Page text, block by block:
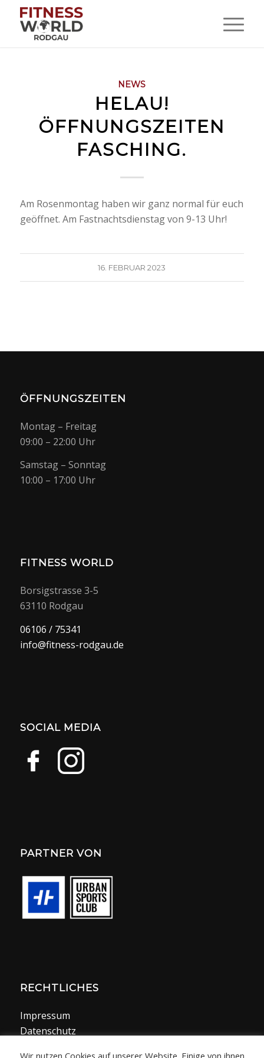
NEWS
HELAU!
ÖFFNUNGSZEITEN
FASCHING.
Am Rosenmontag haben wir ganz normal für euch
geöffnet. Am Fastnachtsdienstag von 9-13 Uhr!
16. FEBRUAR 2023
ÖFFNUNGSZEITEN
Montag – Freitag
09:00 – 22:00 Uhr
Samstag – Sonntag
10:00 – 17:00 Uhr
FITNESS WORLD
Borsigstrasse 3-5
63110 Rodgau
06106 / 75341
info@fitness-rodgau.de
SOCIAL MEDIA
PARTNER VON
RECHTLICHES
Impressum
Datenschutz
Wir nutzen Cookies auf unserer Website. Einige von ihnen